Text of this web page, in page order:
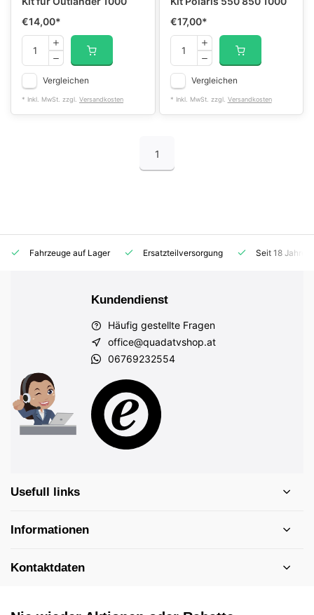
€14,00*
Vergleichen
* Inkl. MwSt. zzgl. Versandkosten
€17,00*
Vergleichen
* Inkl. MwSt. zzgl. Versandkosten
1
Fahrzeuge auf Lager Ersatzteilversorgung Seit 18
Kundendienst
Häufig gestellte Fragen
office@quadatvshop.at
06769232554
Usefull links
Informationen
Kontaktdaten